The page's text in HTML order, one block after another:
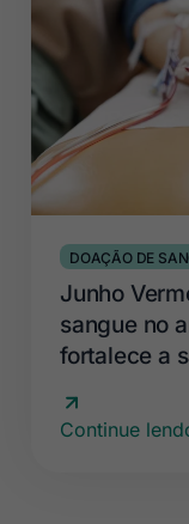
DOAÇÃO DE
Junho
sangue no
fortalece a
Continue